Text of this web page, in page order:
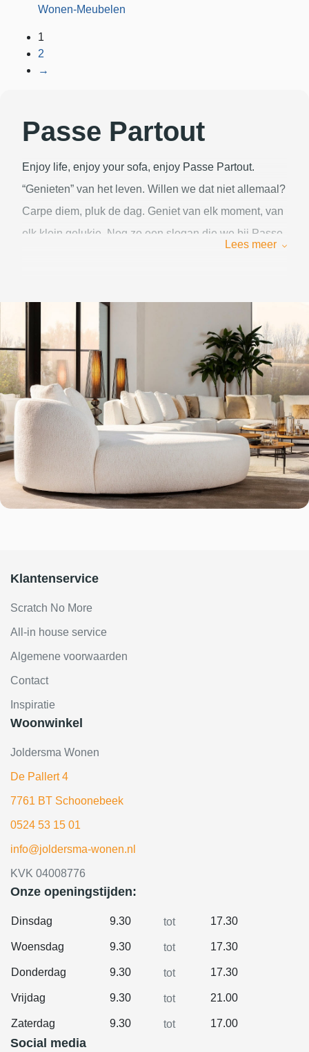
Wonen-Meubelen
1
2
→
Passe Partout
Enjoy life, enjoy your sofa, enjoy Passe Partout.
“Genieten” van het leven. Willen we dat niet allemaal?
Carpe diem, pluk de dag. Geniet van elk moment, van
elk klein gelukje. Nog zo een slogan die we bij Passe
(al) hebt”. Iets moois hoeft niet persé duur te zijn.
zoeken naar betaalbare maar toch kwalitatieve
producten. Daarmee ontwikkelen zij hun sofas voor in-
en outdoor, tafels, stoelen, fauteuils, tapijten en nog
veel meer.
Lees meer
Klantenservice
Scratch No More
All-in house service
Algemene voorwaarden
Contact
Inspiratie
Woonwinkel
Joldersma Wonen
De Pallert 4
7761 BT Schoonebeek
0524 53 15 01
info@joldersma-wonen.nl
KVK 04008776
Onze openingstijden:
Dinsdag 9.30 tot 17.30
Woensdag 9.30 tot 17.30
Donderdag 9.30 tot 17.30
Vrijdag 9.30 tot 21.00
Zaterdag 9.30 tot 17.00
Social media